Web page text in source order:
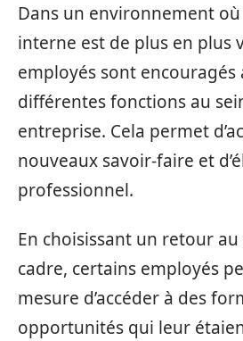
Dans un environnement
interne est de plus en plus
employés sont
différentes fonctions au
entreprise. Cela permet
nouveaux savoir-faire et
professionnel.
En choisissant un retour
cadre, certains employés
mesure d’accéder à des
opportunités qui leur